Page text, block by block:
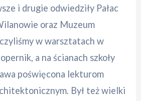
i drugie odwiedziły Pałac
oraz Muzeum
w warsztatach w
a na ścianach szkoły
poświęcona lekturom
Był też wielki